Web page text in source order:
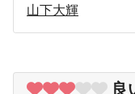
山下大輝
良